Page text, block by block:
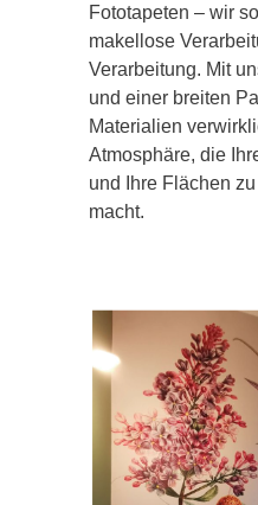
Fototapeten – wir
makellose
Verarbeitung. Mit
und einer breiten
Materialien
Atmosphäre, die
und Ihre Flächen
macht.